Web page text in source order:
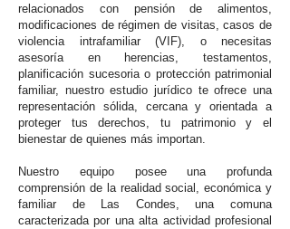
relacionados con pensión de alimentos,
modificaciones de régimen de visitas, casos de
violencia intrafamiliar (VIF), o necesitas
asesoría en herencias, testamentos,
planificación sucesoria o protección patrimonial
familiar, nuestro estudio jurídico te ofrece una
representación sólida, cercana y orientada a
proteger tus derechos, tu patrimonio y el
bienestar de quienes más importan.
Nuestro equipo posee una profunda
comprensión de la realidad social, económica y
familiar de Las Condes, una comuna
caracterizada por una alta actividad profesional